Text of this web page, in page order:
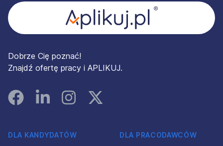
Dobrze Cię poznać!
Znajdź ofertę pracy i APLIKUJ.
FacebookLinked InInstagramInstagram
DLA KANDYDATÓW DLA PRACODAWCÓW